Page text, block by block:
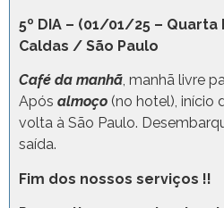
5º DIA – (01/01/25 – Quarta
Caldas / São Paulo
Café da manhã, manhã livre
Após almoço (no hotel), início
volta à São Paulo.
Fim dos nossos serviços !!